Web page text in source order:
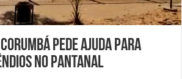
pede ajuda para
no Pantanal